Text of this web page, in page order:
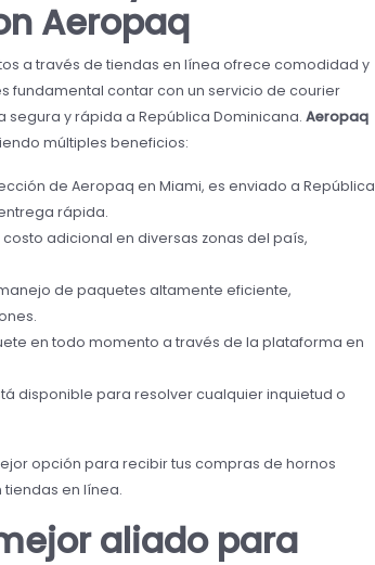
Aeropaq
a través de tiendas en línea ofrece comodidad y
fundamental contar con un servicio de courier
y rápida a República Dominicana. Aeropaq
múltiples beneficios:
de Aeropaq en Miami, es enviado a República
rápida.
adicional en diversas zonas del país,
de paquetes altamente eficiente,
en todo momento a través de la plataforma en
disponible para resolver cualquier inquietud o
opción para recibir tus compras de hornos
en línea.
aliado para